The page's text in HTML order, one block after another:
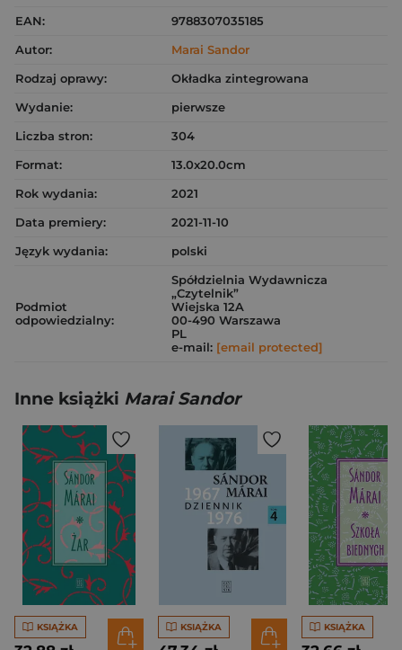
EAN:
9788307035185
Autor:
Marai Sandor
Rodzaj oprawy:
Okładka zintegrowana
Wydanie:
pierwsze
Liczba stron:
304
Format:
13.0x20.0cm
Rok wydania:
2021
Data premiery:
2021-11-10
Język wydania:
polski
Podmiot
odpowiedzialny:
Spółdzielnia Wydawnicza
„Czytelnik”
Wiejska 12A
00-490 Warszawa
PL
e-mail: [email protected]
Inne książki Marai Sandor
KSIĄŻKA KSIĄŻKA KSIĄŻKA